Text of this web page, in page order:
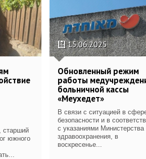
старший
южного
15.06.2025
Обновленный режим
работы
больничной кассы
«Меухедет»
В связи с ситуацией в
безопасности и в
с указаниями Министерства
здравоохранения, в
воскресенье...